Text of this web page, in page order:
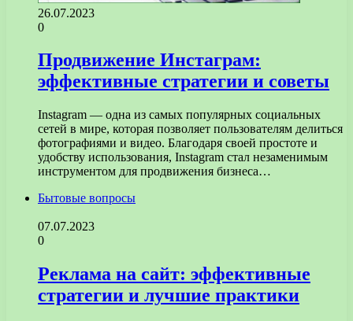
26.07.2023
0
Продвижение Инстаграм:
эффективные стратегии и советы
Instagram — одна из самых популярных социальных
сетей в мире, которая позволяет пользователям делиться
фотографиями и видео. Благодаря своей простоте и
удобству использования, Instagram стал незаменимым
инструментом для продвижения бизнеса…
Бытовые вопросы
07.07.2023
0
Реклама на сайт: эффективные
стратегии и лучшие практики